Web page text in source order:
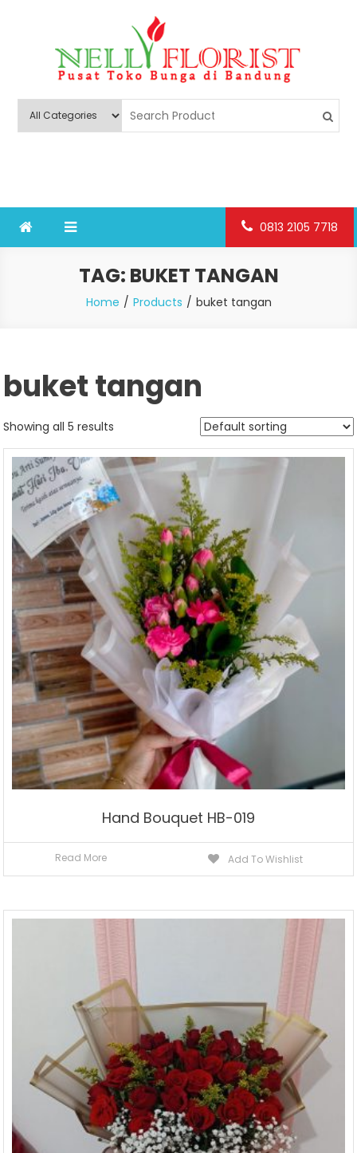
Nelly Florist Bandung
0813 2105 7718
TAG: BUKET TANGAN
Home Products buket tangan
buket tangan
Showing all 5 results
Hand Bouquet HB-019
Read More Add To Wishlist